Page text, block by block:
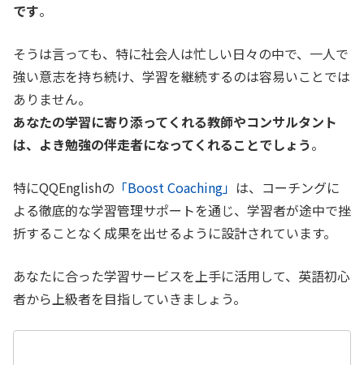
です。
そうは言っても、特に社会人は忙しい日々の中で、一人で
強い意志を持ち続け、学習を継続するのは容易いことでは
ありません。
あなたの学習に寄り添ってくれる教師やコンサルタント
は、よき勉強の伴走者になってくれることでしょう。
特にQQEnglishの 「Boost Coaching」 は、コーチングに
よる徹底的な学習管理サポートを通じ、学習者が途中で挫
折することなく成果を出せるように設計されています。
あなたに合った学習サービスを上手に活用して、英語初心
者から上級者を目指していきましょう。